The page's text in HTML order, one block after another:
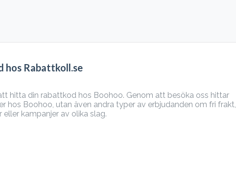
hos Rabattkoll.se
hitta din rabattkod hos Boohoo. Genom att besöka oss hittar
hos Boohoo, utan även andra typer av erbjudanden om fri frakt,
eller kampanjer av olika slag.